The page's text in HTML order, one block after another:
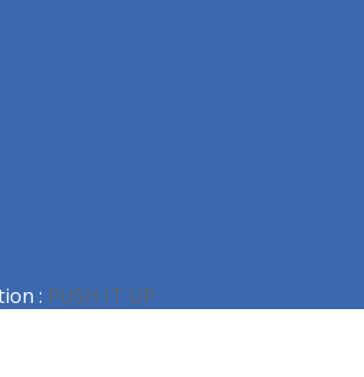
: PUSH IT UP